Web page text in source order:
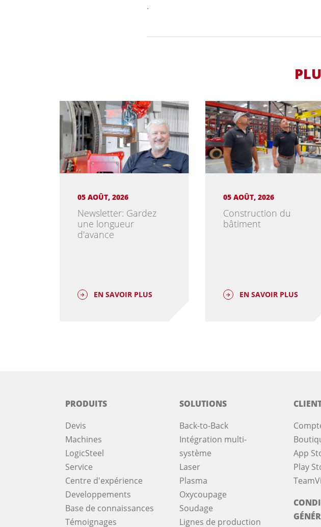
.
05 AOÛT, 2026
Newsletter: Gardez
une longueur
d'avance
EN SAVOIR PLUS
05 AOÛT, 2026
Construction du
bâtiment
EN SAVOIR PLUS
PRODUITS
Devis
Machines
LogicSteel
Service
Centre d'expérience
Developpements
Base de connaissances
Témoignages
SOLUTIONS
Back-to-Back
Intégration multi-
système
Laser
Plasma
Oxycoupage
Soudage
Lignes de production
App
Play